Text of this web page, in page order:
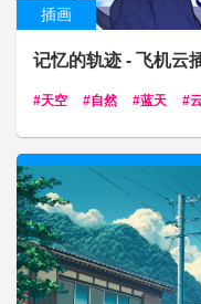
插画
记忆的轨迹 - 飞机云
天空 自然 蓝天